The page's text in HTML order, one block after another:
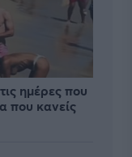
ημέρες που
που κανείς